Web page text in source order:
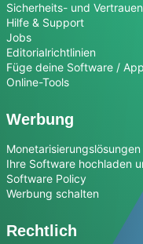
Sicherheits- und
Hilfe & Support
Jobs
Editorialrichtlinien
Füge deine Software /
Online-Tools
Werbung
Ihre Software hochladen
Software Policy
Werbung schalten
Rechtlich